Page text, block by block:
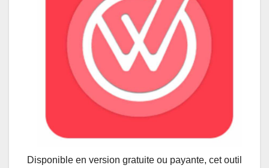
Disponible en version gratuite ou payante, cet outil